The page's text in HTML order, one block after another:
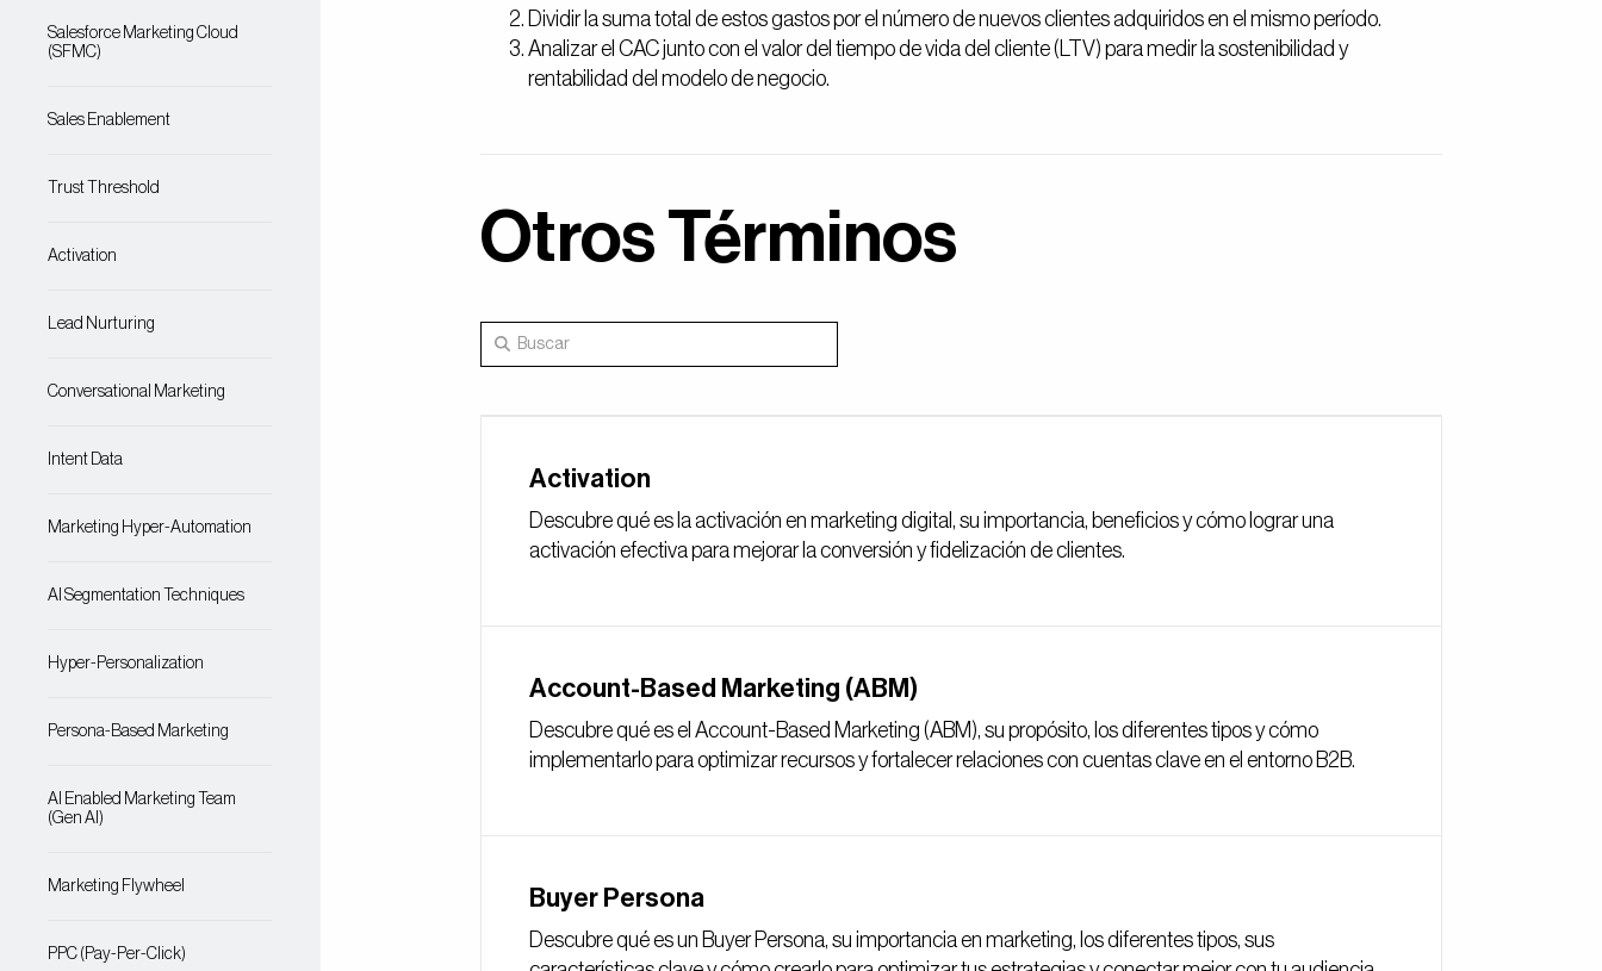
Salesforce Marketing Cloud
(SFMC)
Sales Enablement
Trust Threshold
Activation
Lead Nurturing
Conversational Marketing
Intent Data
Marketing Hyper-Automation
AI Segmentation Techniques
Hyper-Personalization
Persona-Based Marketing
AI Enabled Marketing Team
(Gen AI)
Marketing Flywheel
PPC (Pay-Per-Click)
Dividir la suma total de estos gastos por el número de nuevos clientes adquiridos en el mismo período.
Analizar el CAC junto con el valor del tiempo de vida del cliente (LTV) para medir la sostenibilidad y
rentabilidad del modelo de negocio.
Otros Términos
Activation
Descubre qué es la activación en marketing digital, su importancia, beneficios y cómo lograr una
activación efectiva para mejorar la conversión y fidelización de clientes.
Account-Based Marketing (ABM)
Descubre qué es el Account-Based Marketing (ABM), su propósito, los diferentes tipos y cómo
implementarlo para optimizar recursos y fortalecer relaciones con cuentas clave en el entorno B2B.
Buyer Persona
Descubre qué es un Buyer Persona, su importancia en marketing, los diferentes tipos, sus